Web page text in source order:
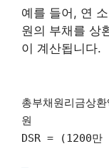
예를 들어, 연
원의 부채를 상
이 계산됩니다.
총부채원리금
원
DSR = (1200